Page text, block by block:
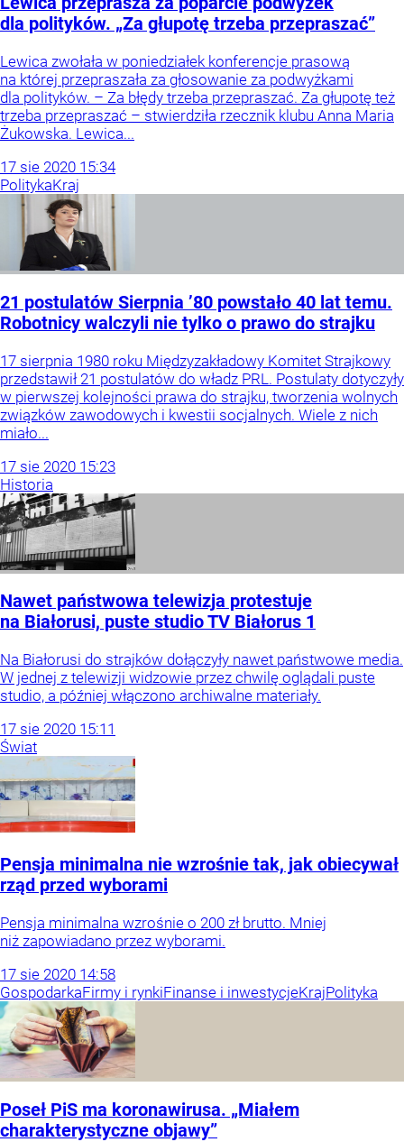
dla polityków. „Za głupotę trzeba przepraszać”
Lewica zwołała w poniedziałek konferencje prasową
na której przepraszała za głosowanie za podwyżkami
dla polityków. – Za błędy trzeba przepraszać. Za głupotę też
trzeba przepraszać – stwierdziła rzecznik klubu Anna Maria
Żukowska. Lewica...
17 sie 2020 15:34
PolitykaKraj
21 postulatów Sierpnia ’80 powstało 40 lat temu.
Robotnicy walczyli nie tylko o prawo do strajku
17 sierpnia 1980 roku Międzyzakładowy Komitet Strajkowy
przedstawił 21 postulatów do władz PRL. Postulaty dotyczyły
w pierwszej kolejności prawa do strajku, tworzenia wolnych
związków zawodowych i kwestii socjalnych. Wiele z nich
miało...
17 sie 2020 15:23
Historia
Nawet państwowa telewizja protestuje
na Białorusi, puste studio TV Białorus 1
Na Białorusi do strajków dołączyły nawet państwowe media.
W jednej z telewizji widzowie przez chwilę oglądali puste
studio, a później włączono archiwalne materiały.
17 sie 2020 15:11
Świat
Pensja minimalna nie wzrośnie tak, jak obiecywał
rząd przed wyborami
Pensja minimalna wzrośnie o 200 zł brutto. Mniej
niż zapowiadano przez wyborami.
17 sie 2020 14:58
GospodarkaFirmy i rynkiFinanse i inwestycjeKrajPolityka
Poseł PiS ma koronawirusa. „Miałem
charakterystyczne objawy”